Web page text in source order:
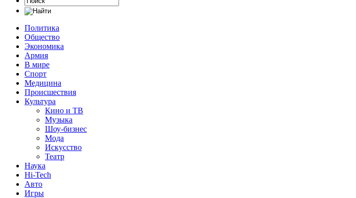
Политика
Общество
Экономика
Армия
В мире
Спорт
Медицина
Происшествия
Культура
Кино и ТВ
Музыка
Шоу-бизнес
Мода
Искусство
Театр
Наука
Hi-Tech
Авто
Игры